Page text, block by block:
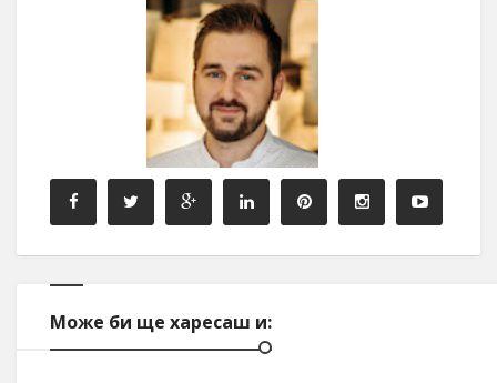
Може би ще харесаш и: